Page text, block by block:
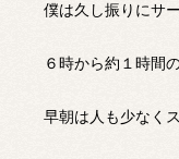
僕は久し振りにサー
６時から約１時間
早朝は人も少なく